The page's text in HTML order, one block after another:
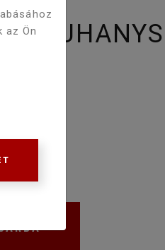
az Ön